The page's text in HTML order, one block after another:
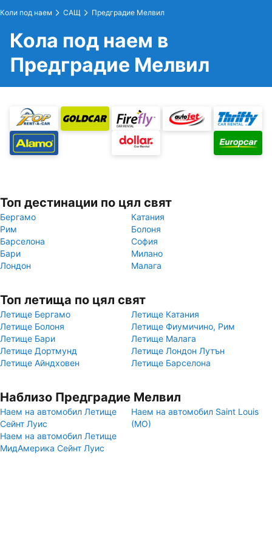
Коли под наем САЩ Предградие Мелвил
Кола под наем в
Предградие Мелвил
Топ дестинации по цял свят
Бергамо
Катания
Рим
Болоня
Барселона
София
Бари
Милано
Лондон
Малага
Топ летища по цял свят
Летище Бергамо
Летище Катания
Летище Болоня
Летище Фиумичино, Рим
Летище Бари
Летище Малага
Летище Дортмунд
Летище Лондон Лутън
Летище Айндховен
Летище Барселона
Наблизо Предградие Мелвил
Наем на автомобил Летище
Сейнт Луис
Наем на автомобил Saint Louis
(MO)
Наем на автомобил Летище
МидАмерика Сейнт Луис